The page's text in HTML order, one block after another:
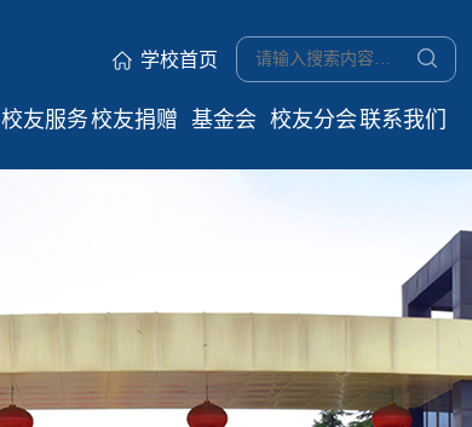
学校首页
校友服务
电子校友
校友捐赠
捐赠项目
基金会 校友分会
学院校友
联系我们